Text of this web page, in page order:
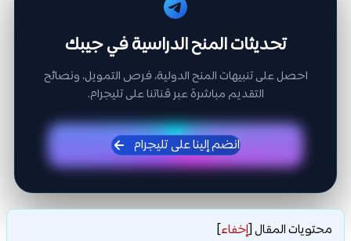
تحديثات المنح الدراسية في جيبك
احصل على تنبيهات المنح الدولية، فرص التمويل، ونصائح
التقديم مباشرة عبر قناتنا على تليجرام.
انضم إلينا على تليجرام
محتويات المقال[إخفاء]